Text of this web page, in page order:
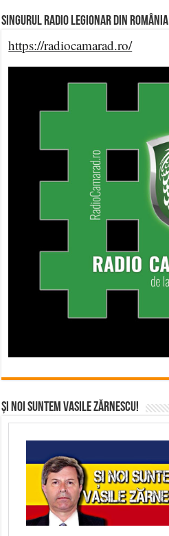
Singurul Radio Legionar din România
https://radiocamarad.ro/
Și noi suntem Vasile Zărnescu!